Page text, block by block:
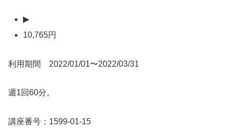
▶
10,765円
利用期間 2022/01/01〜2022/03/31
週1回60分。
講座番号：1599-01-15